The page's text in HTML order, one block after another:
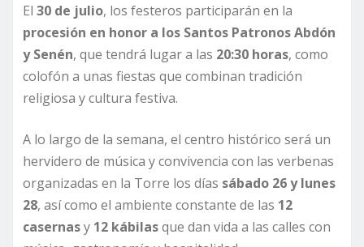
El 30 de julio, los festeros participarán en la
procesión en honor a los Santos Patronos Abdón
y Senén, que tendrá lugar a las 20:30 horas, como
colofón a unas fiestas que combinan tradición
religiosa y cultura festiva.
A lo largo de la semana, el centro histórico será un
hervidero de música y convivencia con las verbenas
organizadas en la Torre los días sábado 26 y lunes
28, así como el ambiente constante de las 12
casernasy 12 kábilasque dan vida a las calles con